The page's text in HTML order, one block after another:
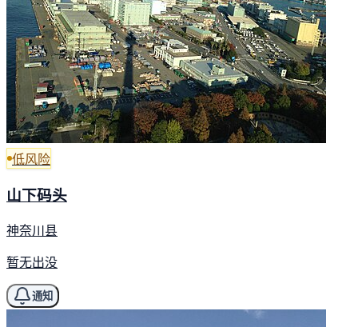
低风险
山下码头
神奈川县
暂无出没
通知